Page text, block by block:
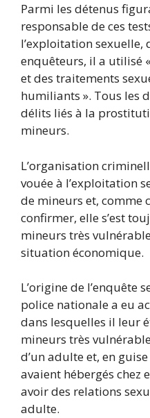
Parmi les détenus
responsable de ces
l’exploitation sexuelle,
enquêteurs, il a utilisé
et des traitements
humiliants ». Tous les
délits liés à la
mineurs.
L’organisation
vouée à l’exploitation
de mineurs et, comme
confirmer, elle s’est
mineurs très
situation économique.
L’origine de l’enquête
police nationale a eu
dans lesquelles il leur
mineurs très
d’un adulte et, en
avaient hébergés chez
avoir des relations
adulte.